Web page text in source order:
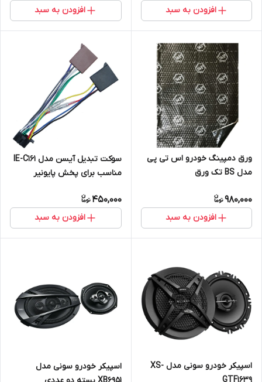
افزودن به سبد افزودن به سبد
ورق دمپینگ خودرو اس تی پی
مدل BS تک ورق
980,000
افزودن به سبد
سوکت تبدیل آیسن مدل IE-C161
مناسب برای پخش پایونیر
450,000
افزودن به سبد
اسپیکر خودرو سونی مدل XS-
GTF1639
اسپیکر خودرو سونی مدل